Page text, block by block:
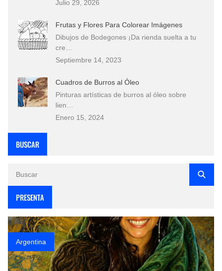
Julio 29, 2026
Frutas y Flores Para Colorear Imágenes
Dibujos de Bodegones ¡Da rienda suelta a tu
cre…
Septiembre 14, 2023
Cuadros de Burros al Óleo
Pinturas artísticas de burros al óleo sobre
lien…
Enero 15, 2024
BUSCAR
PRESENTA
Argentina